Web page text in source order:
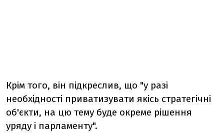
Крім того, він підкреслив, що "у разі
необхідності приватизувати якісь стратегічні
об'єкти, на цю тему буде окреме рішення
уряду і парламенту".